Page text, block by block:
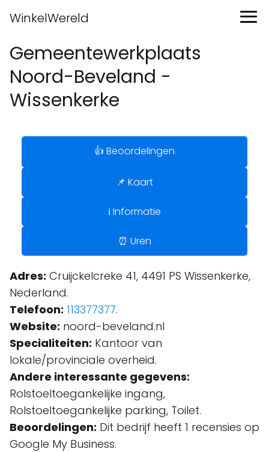
WinkelWereld
Gemeentewerkplaats
Noord-Beveland -
Wissenkerke
👍 Beoordelingen
📌 Kaart
ℹ️ Informatie
⏰ Uren
Adres: Cruijckelcreke 41, 4491 PS Wissenkerke,
Nederland.
Telefoon: 113377377.
Website: noord-beveland.nl
Specialiteiten: Kantoor van
lokale/provinciale overheid.
Andere interessante gegevens:
Rolstoeltoegankelijke ingang,
Rolstoeltoegankelijke parking, Toilet.
Beoordelingen: Dit bedrijf heeft 1 recensies op
Google My Business.